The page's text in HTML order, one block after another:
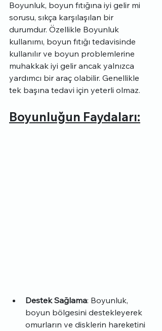
Boyunluk, boyun fıtığına iyi gelir mi
sorusu, sıkça karşılaşılan bir
durumdur. Özellikle Boyunluk
kullanımı, boyun fıtığı tedavisinde
kullanılır ve boyun problemlerine
muhakkak iyi gelir ancak yalnızca
yardımcı bir araç olabilir. Genellikle
tek başına tedavi için yeterli olmaz.
Boyunluğun Faydaları:
Destek Sağlama: Boyunluk,
boyun bölgesini destekleyerek
omurların ve disklerin hareketini